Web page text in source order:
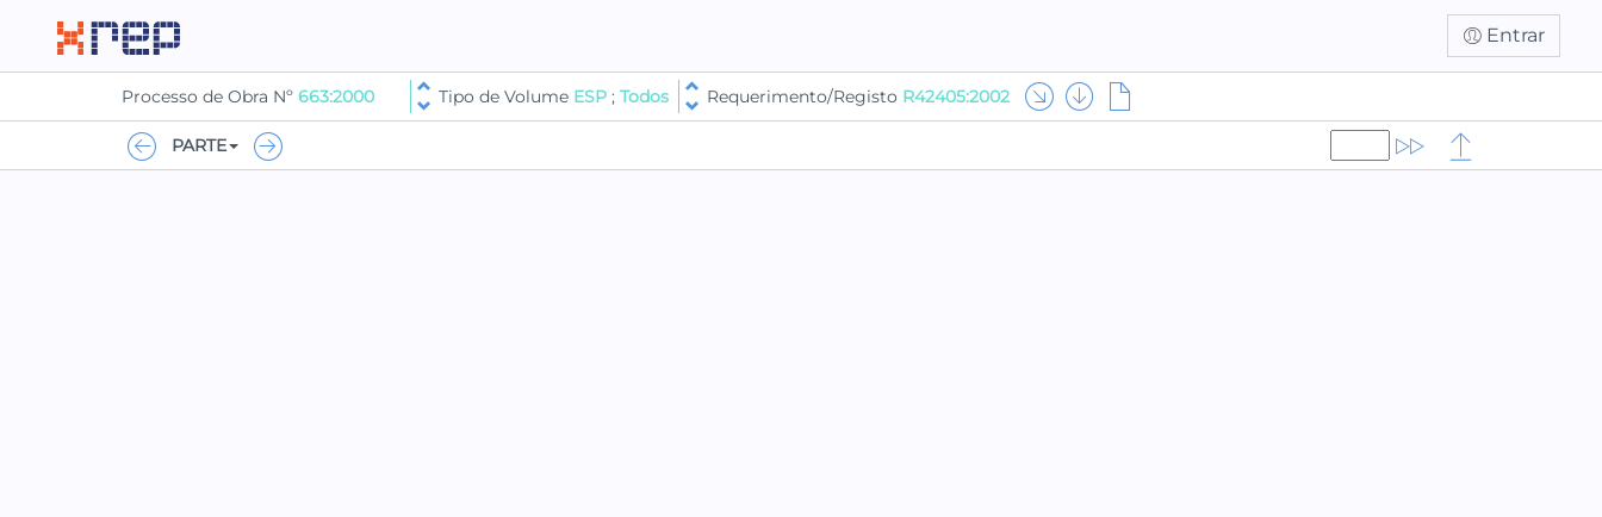
Entrar
Processo de Obra Nº 663:2000 Tipo de Volume ESP ; Todos Requerimento/Registo R42405:2002
PARTE